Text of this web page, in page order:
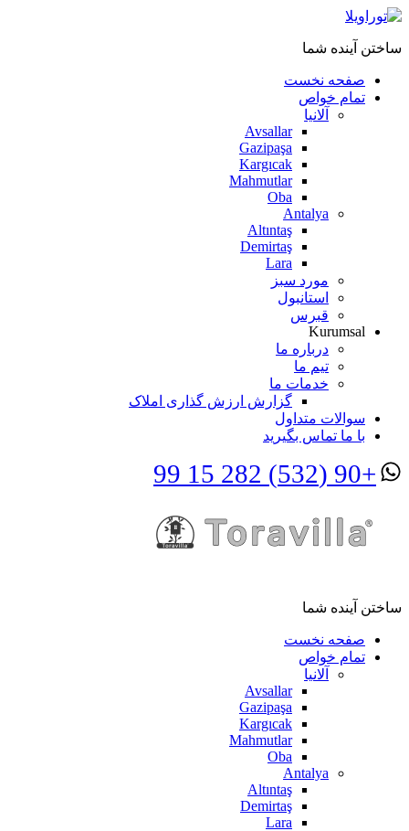
ساختن آینده شما
صفحه نخست
تمام خواص
آلانیا
Avsallar
Gazipaşa
Kargıcak
Mahmutlar
Oba
Antalya
Altıntaş
Demirtaş
Lara
مورد سبز
استانبول
قبرس
Kurumsal
درباره ما
تیم ما
خدمات ما
گزارش ارزش گذاری املاک
سوالات متداول
با ما تماس بگیرید
+90 (532) 282 15 99
ساختن آینده شما
صفحه نخست
تمام خواص
آلانیا
Avsallar
Gazipaşa
Kargıcak
Mahmutlar
Oba
Antalya
Altıntaş
Demirtaş
Lara